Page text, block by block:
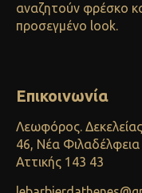
αναζητούν φρέσκο
προσεγμένο look.
Επικοινωνία
Λεωφόρος. Δεκελείας
46, Νέα Φιλαδέλφεια
Αττικής 143 43